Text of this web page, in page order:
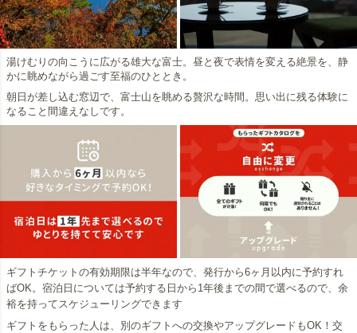
湯けむりの向こうに広がる雄大な富士。昼と夜で表情を変える絶景を、静
かに眺めながら過ごす至福のひととき。
朝日が差し込む窓辺で、富士山を眺める贅沢な時間。思い出に残る体験に
なること間違えなしです。
ギフトチケットの有効期限は半年なので、発行から6ヶ月以内に予約すれ
ばOK。宿泊日については予約する日から1年後までの間で選べるので、余
裕を持ってスケジューリングできます
ギフトをもらった人は、別のギフトへの交換やアップグレードもOK！交